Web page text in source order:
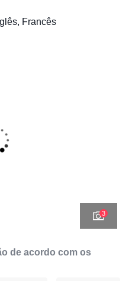
Francês
3
de acordo com os